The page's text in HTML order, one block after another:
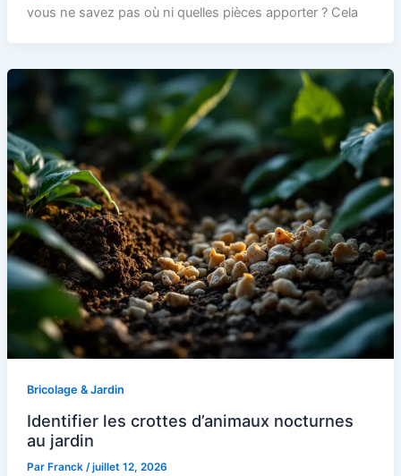
vous ne savez pas où ni quelles pièces apporter ? Cela
Bricolage & Jardin
Identifier les crottes d’animaux nocturnes
au jardin
Par Franck /juillet 12, 2026